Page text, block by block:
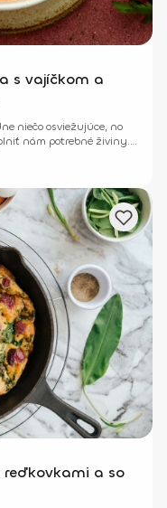
s vajíčkom a
niečo osviežujúce, no
nám potrebné živiny.
z paradajok.
a so